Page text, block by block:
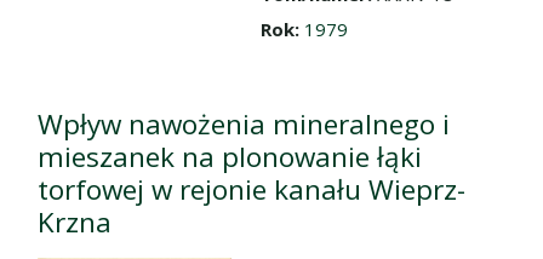
Rok: 1979
Wpływ nawożenia mineralnego i
mieszanek na plonowanie łąki
torfowej w rejonie kanału Wieprz-
Krzna